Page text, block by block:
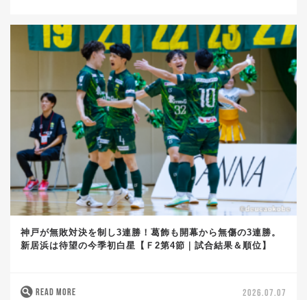
神戸が無敗対決を制し3連勝！葛飾も開幕から無傷の3連勝。
新居浜は待望の今季初白星【Ｆ2第4節｜試合結果＆順位】
READ MORE 2026.07.07